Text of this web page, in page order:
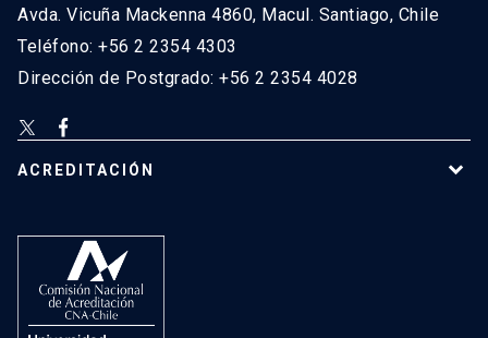
Avda. Vicuña Mackenna 4860, Macul. Santiago, Chile
Teléfono: +56 2 2354 4303
Dirección de Postgrado: +56 2 2354 4028
ACREDITACIÓN